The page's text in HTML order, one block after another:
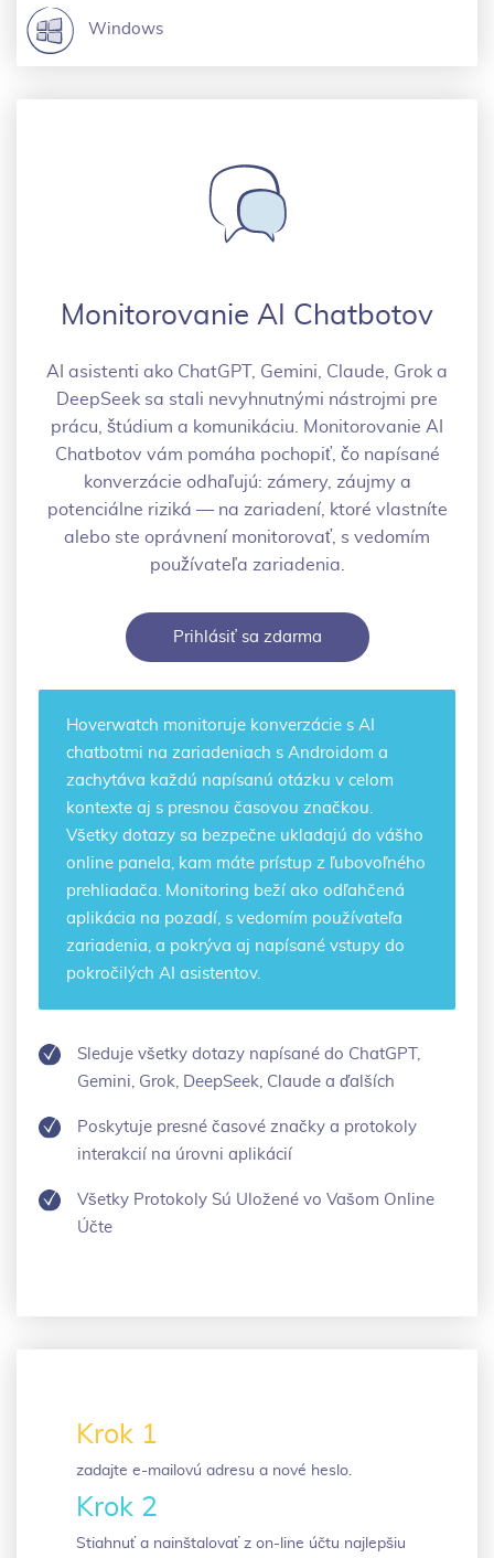
Windows
Monitorovanie AI Chatbotov
AI asistenti ako ChatGPT, Gemini, Claude, Grok a
DeepSeek sa stali nevyhnutnými nástrojmi pre
prácu, štúdium a komunikáciu. Monitorovanie AI
Chatbotov vám pomáha pochopiť, čo napísané
konverzácie odhaľujú: zámery, záujmy a
potenciálne riziká — na zariadení, ktoré vlastníte
alebo ste oprávnení monitorovať, s vedomím
používateľa zariadenia.
Prihlásiť sa zdarma
Hoverwatch monitoruje konverzácie s AI
chatbotmi na zariadeniach s Androidom a
zachytáva každú napísanú otázku v celom
kontexte aj s presnou časovou značkou.
Všetky dotazy sa bezpečne ukladajú do vášho
online panela, kam máte prístup z ľubovoľného
prehliadača. Monitoring beží ako odľahčená
aplikácia na pozadí, s vedomím používateľa
zariadenia, a pokrýva aj napísané vstupy do
pokročilých AI asistentov.
Sleduje všetky dotazy napísané do ChatGPT,
Gemini, Grok, DeepSeek, Claude a ďalších
Poskytuje presné časové značky a protokoly
interakcií na úrovni aplikácií
Všetky Protokoly Sú Uložené vo Vašom Online
Účte
Krok 1
zadajte e-mailovú adresu a nové heslo.
Krok 2
Stiahnuť a nainštalovať z on-line účtu najlepšiu